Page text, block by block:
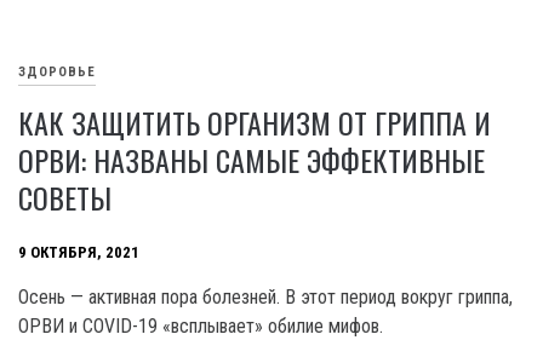
ЗДОРОВЬЕ
КАК ЗАЩИТИТЬ ОРГАНИЗМ ОТ ГРИППА И
ОРВИ: НАЗВАНЫ САМЫЕ ЭФФЕКТИВНЫЕ
СОВЕТЫ
9 ОКТЯБРЯ, 2021
Осень — активная пора болезней. В этот период вокруг гриппа,
ОРВИ и COVID-19 «всплывает» обилие мифов.